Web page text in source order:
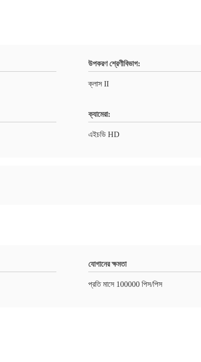
উপকরণ শ্রেণীবিভাগ:
ক্লাস II
ক্যামেরা:
এইচডি HD
যোগানের ক্ষমতা
প্রতি মাসে 100000 পিস/পিস